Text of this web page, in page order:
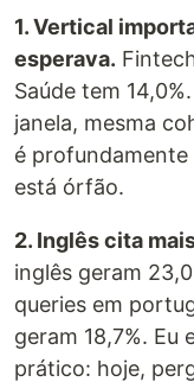
1. Vertical
esperava.
Saúde tem
janela, mesma
é profundamente
está órfão.
2. Inglês cita
inglês geram
queries em
geram 18,7%. Eu
prático: hoje,